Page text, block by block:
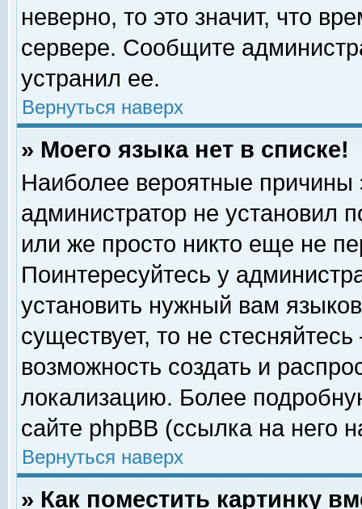
неверно, то это значит, что
сервере. Сообщите
устранил ее.
Вернуться наверх
» Моего языка нет в списке!
Наиболее вероятные причины
администратор не установил
или же просто никто еще не
Поинтересуйтесь у
установить нужный вам
существует, то не
возможность создать и
локализацию. Более
сайте phpBB (ссылка на него
Вернуться наверх
» Как поместить картинку